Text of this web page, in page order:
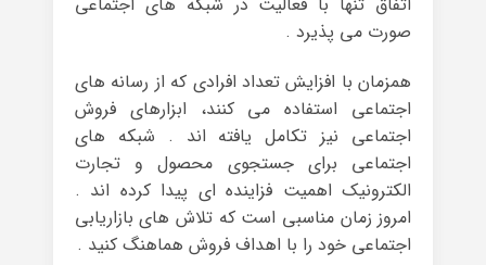
صورت می پذیرد .
همزمان با افزایش تعداد افرادی که از رسانه های
اجتماعی استفاده می کنند، ابزارهای فروش
اجتماعی نیز تکامل یافته اند . شبکه های
اجتماعی برای جستجوی محصول و تجارت
الکترونیک اهمیت فزاینده ای پیدا کرده اند .
امروز زمان مناسبی است که تلاش های بازاریابی
اجتماعی خود را با اهداف فروش هماهنگ کنید .